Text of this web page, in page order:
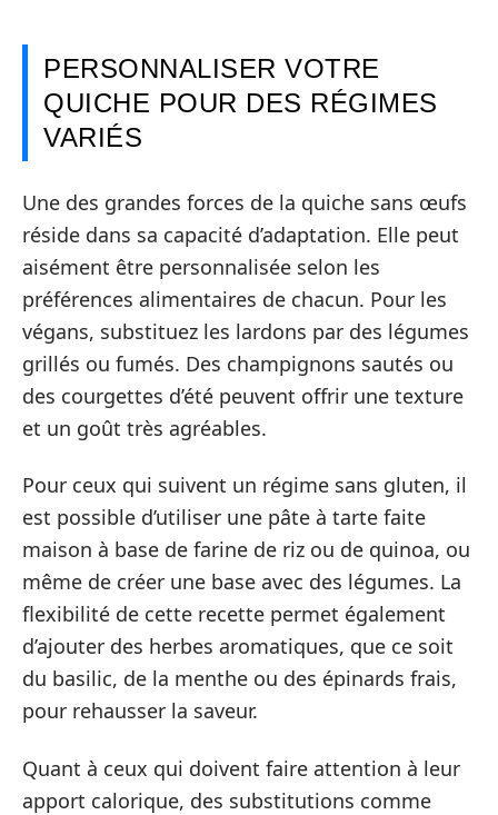
PERSONNALISER VOTRE
QUICHE POUR DES RÉGIMES
VARIÉS
Une des grandes forces de la quiche sans œufs
réside dans sa capacité d’adaptation. Elle peut
aisément être personnalisée selon les
préférences alimentaires de chacun. Pour les
végans, substituez les lardons par des légumes
grillés ou fumés. Des champignons sautés ou
des courgettes d’été peuvent offrir une texture
et un goût très agréables.
Pour ceux qui suivent un régime sans gluten, il
est possible d’utiliser une pâte à tarte faite
maison à base de farine de riz ou de quinoa, ou
même de créer une base avec des légumes. La
flexibilité de cette recette permet également
d’ajouter des herbes aromatiques, que ce soit
du basilic, de la menthe ou des épinards frais,
pour rehausser la saveur.
Quant à ceux qui doivent faire attention à leur
apport calorique, des substitutions comme